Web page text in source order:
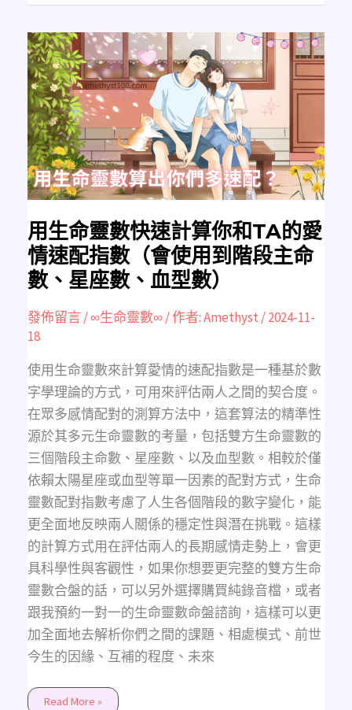
用生命靈數快速計算你和TA的愛
情速配指數（會使用到階段主命
數、星座數、血型數）
發佈留言/∞生命靈數∞/ 作者:Amethyst /2024-11-
18
使用生命靈數來計算愛情的速配指數是一種基於數
字學理論的方式，可用來評估兩人之間的契合度。
在眾多感情配對的測算方法中，這套算法的精準性
源於其多元生命靈數的考量，包括雙方生命靈數的
三個階段主命數、星座數、以及血型數。相較於僅
依賴太陽星座或血型等單一因素的配對方式，生命
靈數配對指數考慮了人生各個階段的數字變化，能
更全面地反映兩人關係的穩定性與潛在挑戰。這樣
的計算方式用在評估兩人的長期感情走勢上，會更
具科學性與客觀性，如果你想要更完整的雙方生命
靈數合盤的話，可以另外選擇購買純錄音檔，或者
跟我預約一對一的生命靈數命盤諮詢，這樣可以更
加全面地去解析你們之間的課題、相處模式、前世
今生的因緣、互補的程度、未來
用
生
命
靈
數
快
速
計
算
你
和
TA
的
愛
情
速
指
數
（會
使
用
到
階
主
命
數、
血
型
數）
Read More »